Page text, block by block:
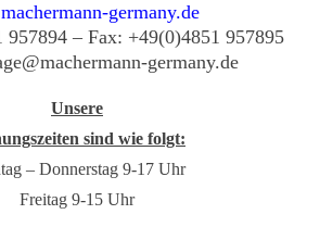
germany.de
957894 – Fax: +49(0)4851 957895
germany.de
Unsere
sind wie folgt:
– Donnerstag 9-17 Uhr
Freitag 9-15 Uhr